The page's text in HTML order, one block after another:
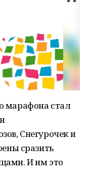
марафона стал
Снегурочек и
сразить
И им это